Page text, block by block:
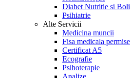
Diabet Nutritie si
Psihiatrie
Alte Servicii
Medicina muncii
Fisa medicala
Certificat A5
Ecografie
Psihoterapie
Analize